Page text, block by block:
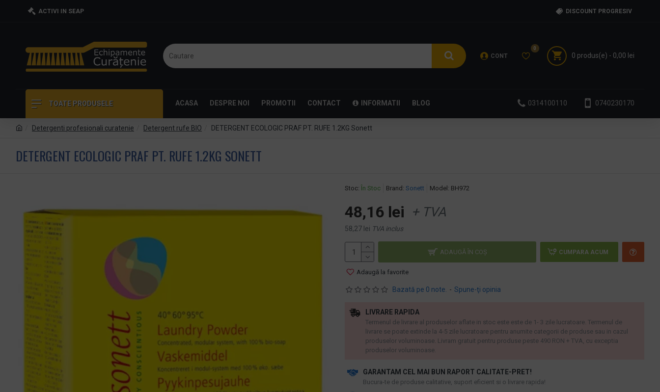
ACTIVI IN SEAP DISCOUNT PROGRESIV
CONT
0
0 produs(e) - 0,00 lei
TOATE PRODUSELE ACASA DESPRE NOI PROMOTII CONTACT INFORMATII BLOG 0314100110 0740230170
Detergenti profesionali curatenie Detergent rufe BIO DETERGENT ECOLOGIC PRAF PT. RUFE 1.2KG Sonett
DETERGENT ECOLOGIC PRAF PT. RUFE 1.2KG SONETT
Stoc: În Stoc Brand: Sonett Model: BH972
Bazată pe 0 note. - Spune-ţi opinia
48,16 lei + TVA
58,27 lei TVA inclus
ADAUGĂ ÎN COŞ CUMPARA ACUM
Adaugă la favorite
GARANTAM CEL MAI BUN RAPORT CALITATE-PRET!
​Bucura-te de produse calitative, suport eficient si o livrare rapida!
LIVRARE RAPIDA
Termenul de livrare al produselor aflate in stoc este este de 1- 3 zile lucratoare. Termenul de
livrare se poate extinde la 4-5 zile lucratoare pentru anumite categorii de produse sau in cazul
produselor voluminoase. Livram gratuit pentru produse peste 490 RON + TVA, cu exceptia
produselor voluminoase.